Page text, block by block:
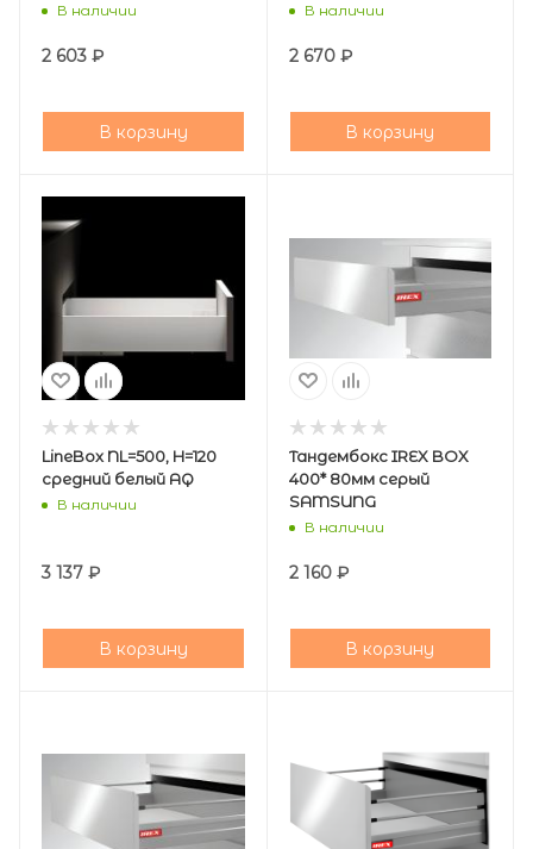
В наличии
2 603 ₽
В корзину
В наличии
2 670₽
В корзину
LineBox NL=500, H=120
средний белый AQ
В наличии
3 137 ₽
В корзину
Тандембокс IREX BOX
400* 80мм серый
SAMSUNG
В наличии
2 160₽
В корзину